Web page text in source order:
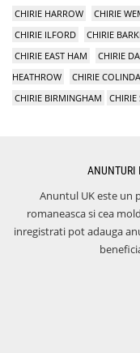
CHIRIE HARROW CHIRIE
CHIRIE ILFORD
CHIRIE
CHIRIE EAST HAM
CHIRIE
HEATHROW
CHIRIE
CHIRIE BIRMINGHAM
CHIRIE
ANUNTURI
Anuntul UK este un
romaneasca si cea
inregistrati pot adauga